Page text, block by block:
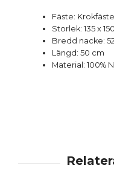
Fäste:
Storlek: 135 x
Bredd nacke:
Längd: 50 cm
Material: 100%